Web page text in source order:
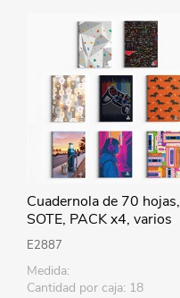
Cuadernola de 70 hojas,
SOTE, PACK x4, varios
diseños
E2887
Medida:
Cantidad por caja: 18